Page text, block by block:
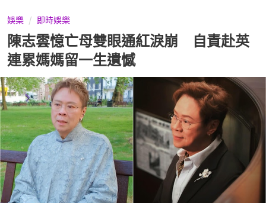
娛樂 即時娛樂
陳志雲憶亡母雙眼通紅淚崩 自責赴英
連累媽媽留一生遺憾